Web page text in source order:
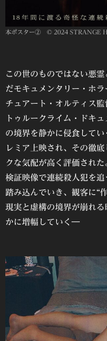
本ポスター② © 2024 STRANGE
この世のものではない悪
だモキュメンタリー・ホ
チュアート・オルティス監
トゥルークライム・ドキ
の境界を静かに侵食して
レミア上映され、その徹
クな気配が高く評価された
検証映像で連続殺人犯を
踏み込んでいき、観客に“
現実と虚構の境界が崩れ
かに増幅していく―